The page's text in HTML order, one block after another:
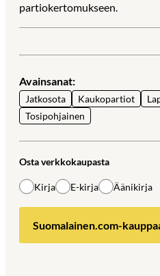
partiokertomukseen.
Avainsanat:
Jatkosota Kaukopartiot
Tosipohjainen
Osta verkkokaupasta
Kirja E-kirja Äänikirja
Suomalainen.com-